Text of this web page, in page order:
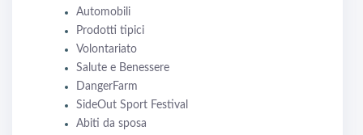
Automobili
Prodotti tipici
Volontariato
Salute e Benessere
DangerFarm
SideOut Sport Festival
Abiti da sposa